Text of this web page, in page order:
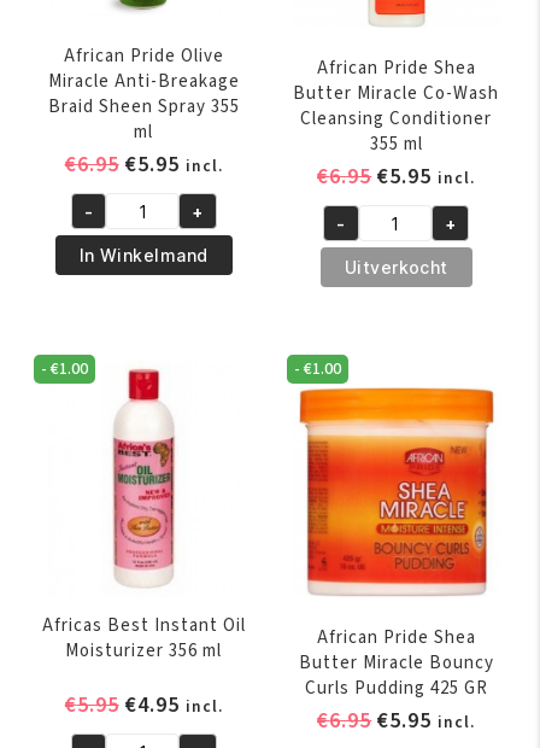
African Pride Olive
Miracle Anti-Breakage
Braid Sheen Spray 355
ml
€6.95 Oorspronkelijke
was:
€6.95.
€5.95Huidige
prijs
is:
€5.95.
incl.
African
Pride
Olive
Breakage
Sheen
Spray
aantal
- +
In Winkelmand
African Pride Shea
Butter Miracle Co-Wash
Cleansing Conditioner
355 ml
€6.95
was:
€6.95.
€5.95 Huidige
prijs
is:
€5.95.
incl.
African
Pride
Shea
Miracle
Co-
Wash
Cleansing
Conditioner
355
ml
aantal
- +
Uitverkocht
-€1.00
Africas Best Instant Oil
Moisturizer 356 ml
€5.95 Oorspronkelijke
€4.95Huidige
prijs
incl.
-€1.00
African Pride Shea
Butter Miracle Bouncy
Curls Pudding 425 GR
€6.95 €5.95 Huidige
incl.